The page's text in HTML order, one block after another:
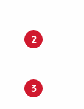
2
3